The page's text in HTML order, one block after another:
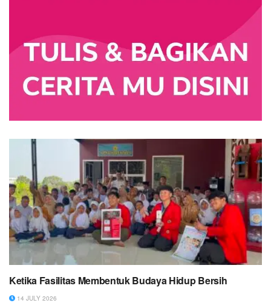
Ketika Fasilitas Membentuk Budaya Hidup Bersih
14 JULY 2026